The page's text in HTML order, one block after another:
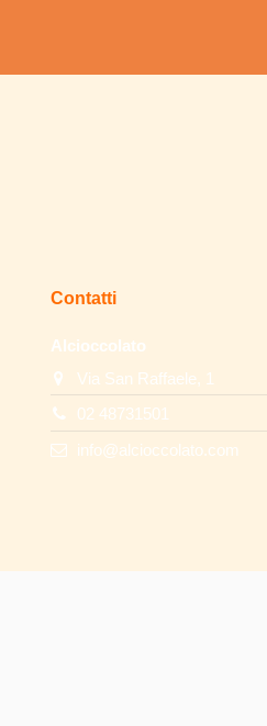
Contatti
Alcioccolato
Via San Raffaele, 1
02 48731501
info@alcioccolato.com